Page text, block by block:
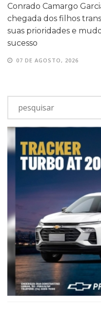
Conrado Camargo
chegada dos filhos
suas prioridades e
sucesso
07 DE AGOSTO, 2026